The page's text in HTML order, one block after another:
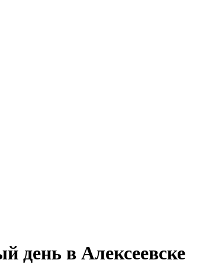
день в Алексеевске